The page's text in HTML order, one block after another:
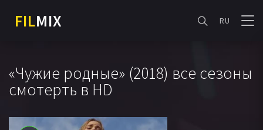
FILMIX RU
«Чужие родные» (2018) все сезоны
смотерть в HD